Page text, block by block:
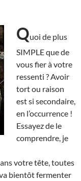
Quoi de plus
SIMPLE que de
vous fier à votre
ressenti ? Avoir
tort ou raison
est si secondaire,
en l’occurrence !
Essayez de le
comprendre, je
votre tête, toutes
bientôt fermenter